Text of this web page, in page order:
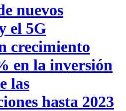
nuevos
el 5G
crecimiento
en la inversión
las
hasta 2023